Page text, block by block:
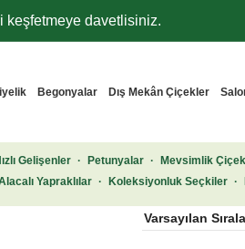
keşfetmeye davetlisiniz.
Begonyalar Dış Mekân Çiçekler
Gelişenler · Petunyalar ·
Mevsimlik
Yapraklılar · Koleksiyonluk Seçkiler ·